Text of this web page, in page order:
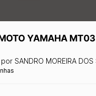
YAMAHA
por SANDRO MOREIRA DOS